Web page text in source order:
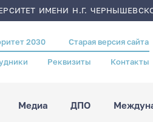
ИМЕНИ Н.Г.
2030 Старая версия сайта
Реквизиты Контакты
Медиа ДПО